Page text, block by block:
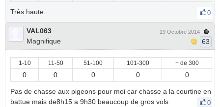
Très haute... 0
VAL063
Magnifique
19 Octobre 2014
63
1-10 11-50 51-100 101-300 + de 300
0 0 0 0 0
Pas de chasse aux pigeons pour moi car chasse a la courtine en
battue mais de8h15 a 9h30 beaucoup de gros vols
0